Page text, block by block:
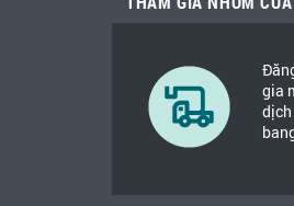
gia